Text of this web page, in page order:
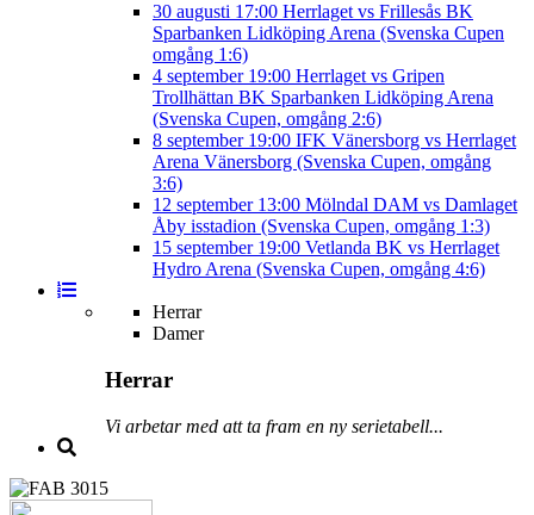
30 augusti 17:00 Herrlaget vs Frillesås BK
Sparbanken Lidköping Arena (Svenska Cupen
omgång 1:6)
4 september 19:00 Herrlaget vs Gripen
Trollhättan BK Sparbanken Lidköping Arena
(Svenska Cupen, omgång 2:6)
8 september 19:00 IFK Vänersborg vs Herrlaget
Arena Vänersborg (Svenska Cupen, omgång
3:6)
12 september 13:00 Mölndal DAM vs Damlaget
Åby isstadion (Svenska Cupen, omgång 1:3)
15 september 19:00 Vetlanda BK vs Herrlaget
Hydro Arena (Svenska Cupen, omgång 4:6)
Herrar
Damer
Herrar
Vi arbetar med att ta fram en ny serietabell...